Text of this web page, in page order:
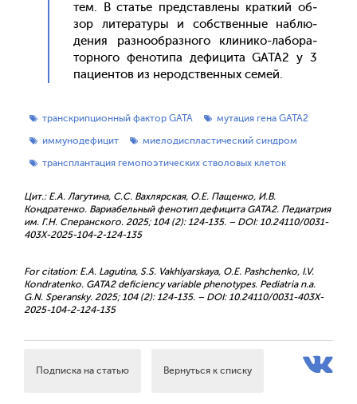
тем. В статье пред­став­ле­ны крат­кий об­
зор ли­тера­туры и собс­твен­ные наб­лю­
дения раз­но­об­разно­го кли­нико-ла­бора­
тор­но­го фе­ноти­па де­фици­та GATA2 у 3
па­ци­ен­тов из не­родс­твен­ных се­мей.
транскрипционный фактор GATA
мутация гена GATA2
иммунодефицит
миелодиспластический синдром
трансплантация гемопоэтических стволовых клеток
Цит.: Е.А. Лагутина, С.С. Вахлярская, О.Е. Пащенко, И.В.
Кондратенко. Вариабельный фенотип дефицита GATA2. Педиатрия
им. Г.Н. Сперанского. 2025; 104 (2): 124-135. – DOI: 10.24110/0031-
403X-2025-104-2-124-135
For citation: E.A. Lagutina, S.S. Vakhlyarskaya, O.E. Pashchenko, I.V.
Kondratenko. GATA2 deficiency variable phenotypes. Pediatria n.a.
G.N. Speransky. 2025; 104 (2): 124-135. – DOI: 10.24110/0031-403X-
2025-104-2-124-135
Подписка на статью Вернуться к списку